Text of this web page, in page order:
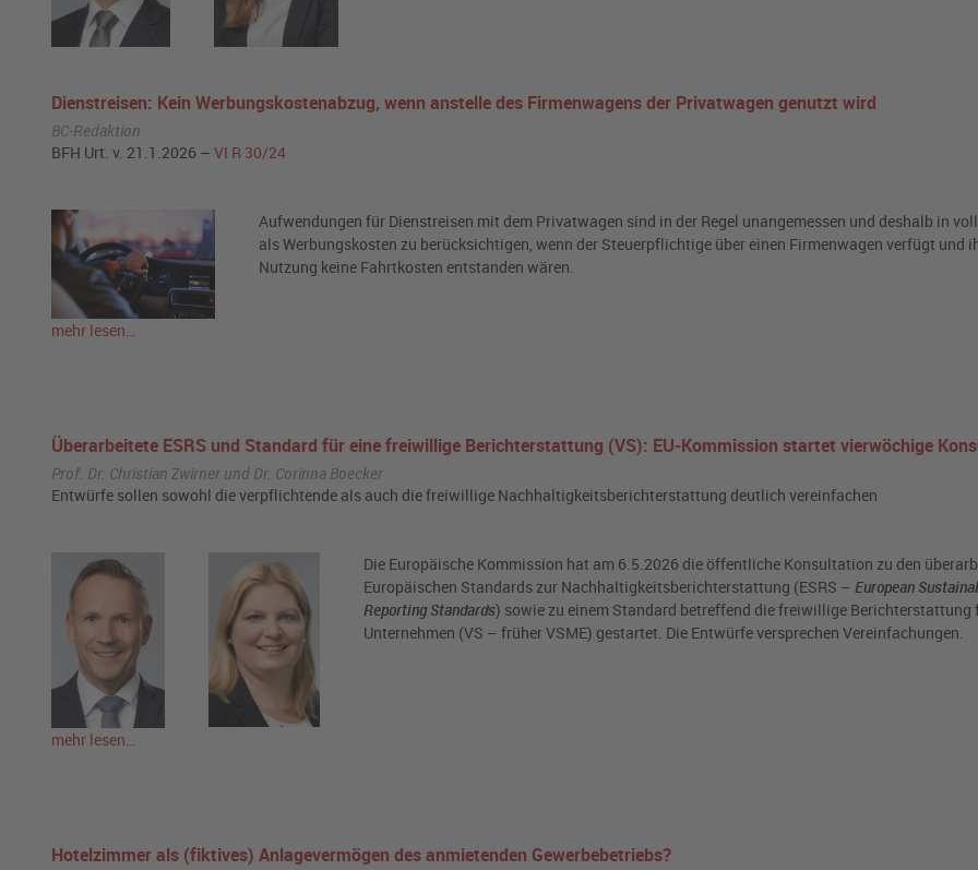
Dienstreisen: Kein Werbungskostenabzug, wenn anstelle des Firmenwagens der Privatwagen genutzt wird
BC-Redaktion
BFH Urt. v. 21.1.2026 – VI R 30/24
Aufwendungen für Dienstreisen mit dem Privatwagen sind in der Regel unangemessen und deshalb in
als Werbungskosten zu berücksichtigen, wenn der Steuerpflichtige über einen Firmenwagen verfügt und
Nutzung keine Fahrtkosten entstanden wären.
mehr lesen…
Überarbeitete ESRS und Standard für eine freiwillige Berichterstattung (VS): EU-Kommission startet vierwöchige
Prof. Dr. Christian Zwirner und Dr. Corinna Boecker
Entwürfe sollen sowohl die verpflichtende als auch die freiwillige Nachhaltigkeitsberichterstattung deutlich vereinfachen
Die Europäische Kommission hat am 6.5.2026 die öffentliche Konsultation zu den
Europäischen Standards zur Nachhaltigkeitsberichterstattung (ESRS – European
Reporting Standards) sowie zu einem Standard betreffend die freiwillige Berichterstattung
Unternehmen (VS – früher VSME) gestartet. Die Entwürfe versprechen Vereinfachungen.
mehr lesen…
Hotelzimmer als (fiktives) Anlagevermögen des anmietenden Gewerbebetriebs?